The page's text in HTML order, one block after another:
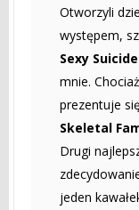
Otworzyli
występem,
Sexy Suicide
mnie.
prezentuje
Skeletal
Drugi
jeden